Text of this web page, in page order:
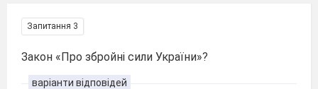
Запитання 3
Закон «Про збройні сили України»?
варіанти відповідей